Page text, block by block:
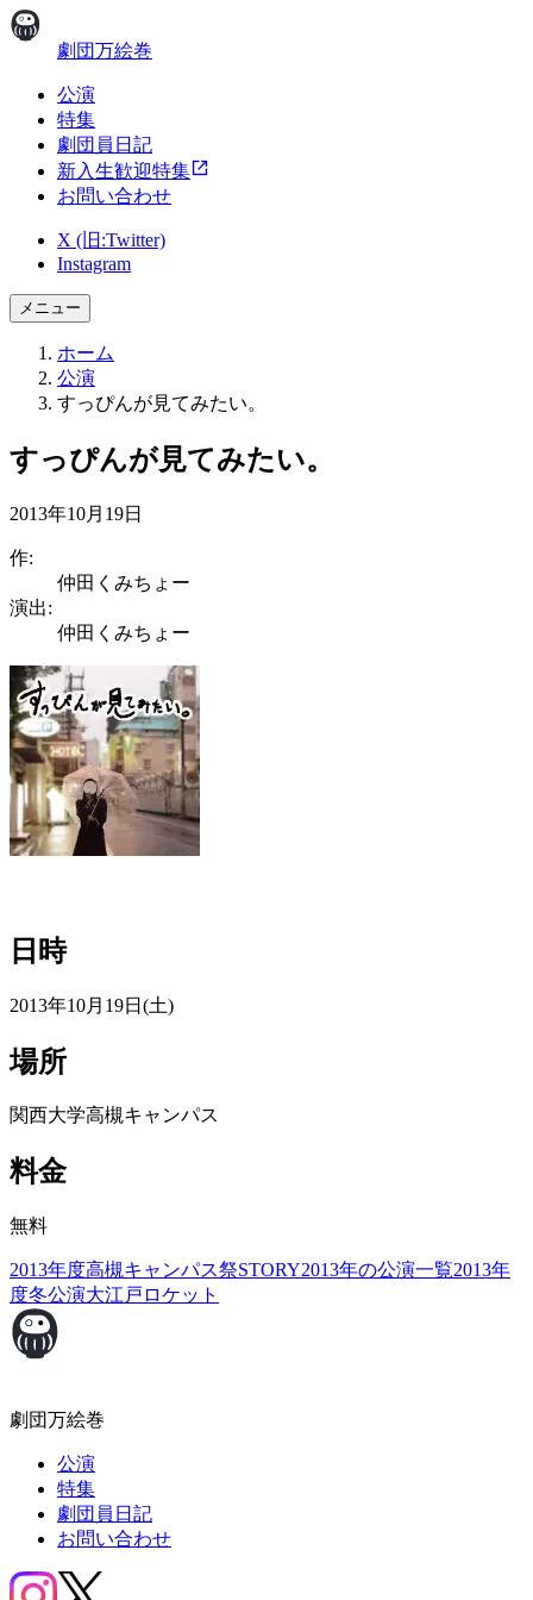
劇団万絵巻
公演
特集
劇団員日記
新入生歓迎特集
お問い合わせ
X (旧:Twitter)
Instagram
メニュー
ホーム
公演
すっぴんが見てみたい。
すっぴんが見てみたい。
2013年10月19日
作:
仲田くみちょー
演出:
仲田くみちょー
日時
2013年10月19日(土)
場所
関西大学高槻キャンパス
料金
無料
2013年度高槻キャンパス祭STORY2013年の公演一覧2013年
度冬公演大江戸ロケット
劇団万絵巻
公演
特集
劇団員日記
お問い合わせ